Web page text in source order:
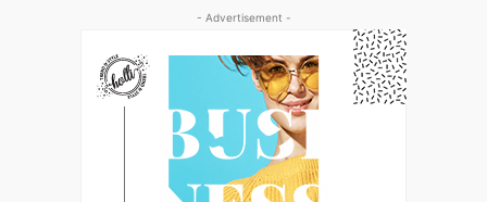
- Advertisement -